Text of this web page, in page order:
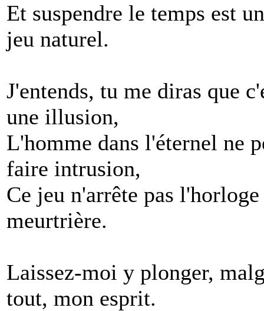
Et suspendre le temps est un
jeu naturel.
J'entends, tu me diras que
une illusion,
L'homme dans l'éternel ne
faire intrusion,
Ce jeu n'arrête pas l'horloge
meurtrière.
Laissez-moi y plonger,
tout, mon esprit.